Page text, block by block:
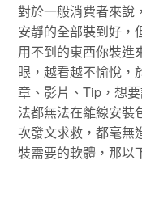
對於一般消費者來說
安靜的全部裝到好，
用不到的東西你裝進
眼，越看越不愉悅，
章、影片、Tip，想
法都無法在離線安裝
次發文求救，都毫無
裝需要的軟體，那以